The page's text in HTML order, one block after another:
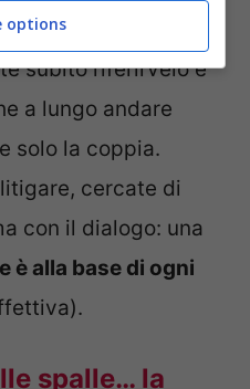
anche un
subito riferirvelo e
a lungo andare
solo la coppia.
cercate di
con il dialogo: una
è alla base di ogni
spalle… la
options